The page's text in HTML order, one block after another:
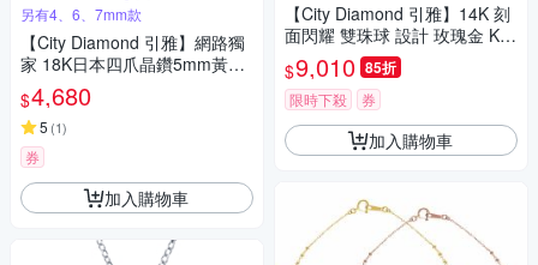
另有4、6、7mm款
【City Diamond 引雅】網路獨
家 18K日本四爪晶鑽5mm黃K
金耳環(東京Yuki系列)
$4,680
5 (1)
券
加入購物車
【City Diamond 引雅】14K 刻
面閃耀 雙珠球 設計 玫瑰金 K金
腳鍊(浮光流影系列)
$9,010 85折
限時下殺 券
加入購物車